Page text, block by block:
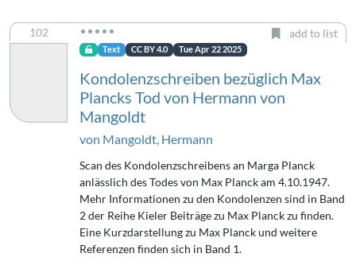
102 add to list
Text CC BY 4.0 Tue Apr 22 2025
Kondolenzschreiben bezüglich Max
Plancks Tod von Hermann von
Mangoldt
von Mangoldt, Hermann
Scan des Kondolenzschreibens an Marga Planck
anlässlich des Todes von Max Planck am 4.10.1947.
Mehr Informationen zu den Kondolenzen sind in Band
2 der Reihe Kieler Beiträge zu Max Planck zu finden.
Eine Kurzdarstellung zu Max Planck und weitere
Referenzen finden sich in Band 1.